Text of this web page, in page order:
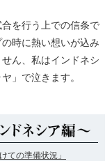
を行う上での信条で
時に熱い想いが込み
ん、私はインドネシ
」で泣きます。
の準備状況」